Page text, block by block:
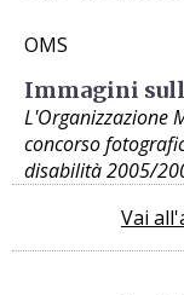
OMS
Immagini
L'Organizzazione
concorso
disabilità 2005/
Vai